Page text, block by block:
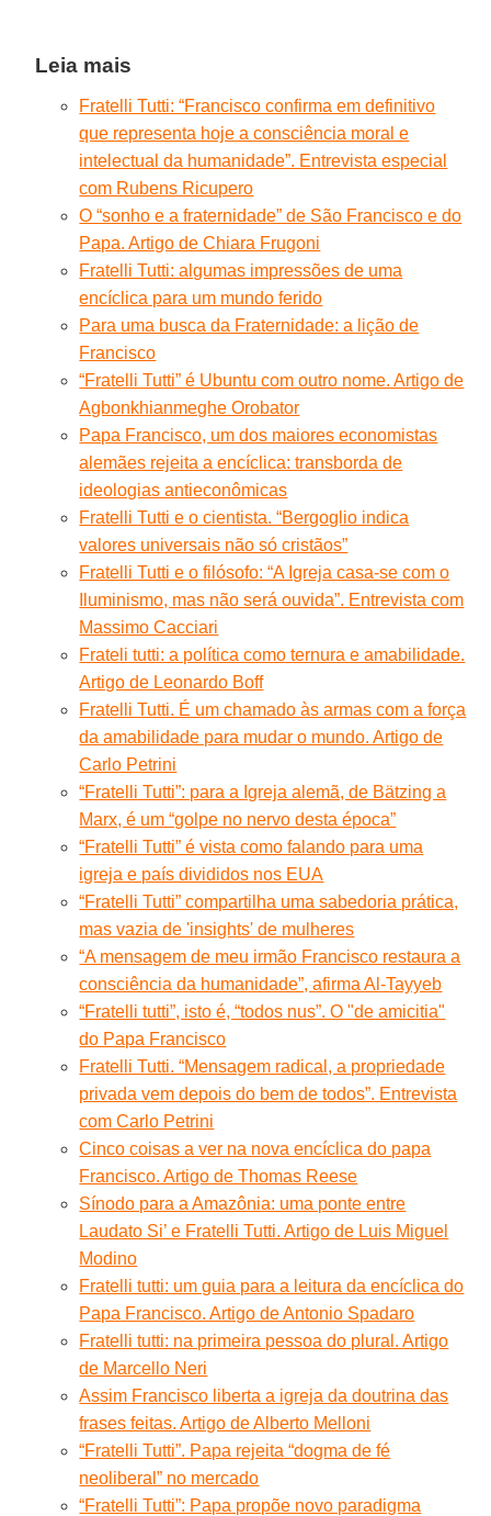
Leia mais
Fratelli Tutti: “Francisco confirma em definitivo
que representa hoje a consciência moral e
intelectual da humanidade”. Entrevista especial
com Rubens Ricupero
O “sonho e a fraternidade” de São Francisco e do
Papa. Artigo de Chiara Frugoni
Fratelli Tutti: algumas impressões de uma
encíclica para um mundo ferido
Para uma busca da Fraternidade: a lição de
Francisco
“Fratelli Tutti” é Ubuntu com outro nome. Artigo de
Agbonkhianmeghe Orobator
Papa Francisco, um dos maiores economistas
alemães rejeita a encíclica: transborda de
ideologias antieconômicas
Fratelli Tutti e o cientista. “Bergoglio indica
valores universais não só cristãos”
Fratelli Tutti e o filósofo: “A Igreja casa-se com o
Iluminismo, mas não será ouvida”. Entrevista com
Massimo Cacciari
Frateli tutti: a política como ternura e amabilidade.
Artigo de Leonardo Boff
Fratelli Tutti. É um chamado às armas com a força
da amabilidade para mudar o mundo. Artigo de
Carlo Petrini
“Fratelli Tutti”: para a Igreja alemã, de Bätzing a
Marx, é um “golpe no nervo desta época”
“Fratelli Tutti” é vista como falando para uma
igreja e país divididos nos EUA
“Fratelli Tutti” compartilha uma sabedoria prática,
mas vazia de 'insights' de mulheres
“A mensagem de meu irmão Francisco restaura a
consciência da humanidade”, afirma Al-Tayyeb
“Fratelli tutti”, isto é, “todos nus”. O "de amicitia"
do Papa Francisco
Fratelli Tutti. “Mensagem radical, a propriedade
privada vem depois do bem de todos”. Entrevista
com Carlo Petrini
Cinco coisas a ver na nova encíclica do papa
Francisco. Artigo de Thomas Reese
Sínodo para a Amazônia: uma ponte entre
Laudato Si’ e Fratelli Tutti. Artigo de Luis Miguel
Modino
Fratelli tutti: um guia para a leitura da encíclica do
Papa Francisco. Artigo de Antonio Spadaro
Fratelli tutti: na primeira pessoa do plural. Artigo
de Marcello Neri
Assim Francisco liberta a igreja da doutrina das
frases feitas. Artigo de Alberto Melloni
“Fratelli Tutti”. Papa rejeita “dogma de fé
neoliberal” no mercado
“Fratelli Tutti”: Papa propõe novo paradigma